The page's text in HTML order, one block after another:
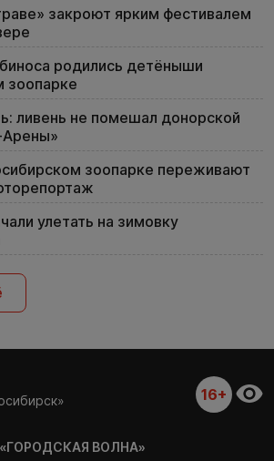
закроют ярким фестивалем
родились детёныши
зоопарке
ливень не помешал донорской
Арены»
зоопарке переживают
улетать на зимовку
16+
ВОЛНА»